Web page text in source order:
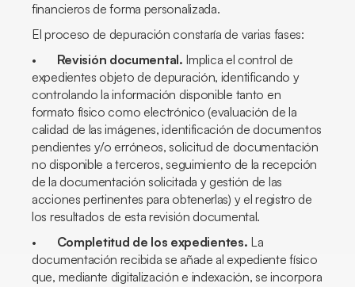
financieros de forma personalizada.
El proceso de depuración constaría de varias fases:
• Revisión documental. Implica el control de
expedientes objeto de depuración, identificando y
controlando la información disponible tanto en
formato físico como electrónico (evaluación de la
calidad de las imágenes, identificación de documentos
pendientes y/o erróneos, solicitud de documentación
no disponible a terceros, seguimiento de la recepción
de la documentación solicitada y gestión de las
acciones pertinentes para obtenerlas) y el registro de
los resultados de esta revisión documental.
• Completitud de los expedientes. La
documentación recibida se añade al expediente físico
que, mediante digitalización e indexación, se incorpora